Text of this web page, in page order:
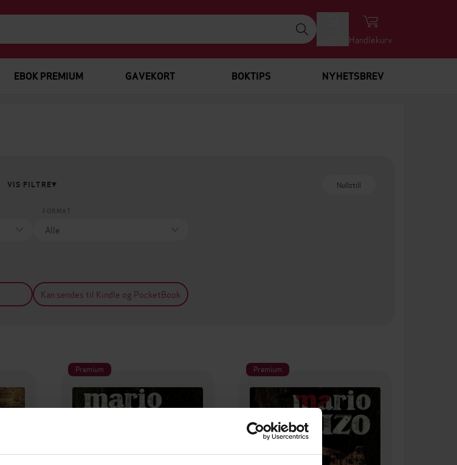
Handlekurv
EBOK PREMIUM GAVEKORT BOKTIPS NYHETSBREV
VIS FILTRE Nullstill
Kan sendes til Kindle og PocketBook
Premium Premium